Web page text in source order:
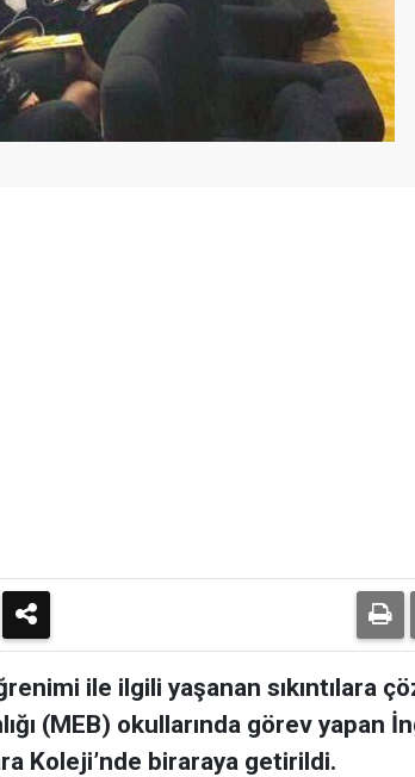
ile ilgili yaşanan sıkıntılara
(MEB) okullarında görev yapan
Koleji’nde biraraya getirildi.